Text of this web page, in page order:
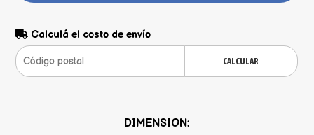
Calculá el costo de envío
CALCULAR
DIMENSION: